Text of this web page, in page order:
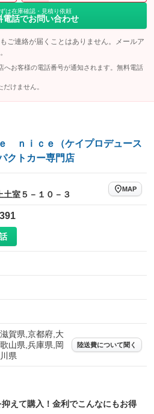
は在庫確認・見積り依頼
電話でお問い合わせ
ご連絡が届くことはありません。メールア
お客様の電話番号が通知されます。無料電話
けません。
ｎｉｃｅ（ケイプロデュース
クトカー専門店
土室５－１０－３
MAP
賀県,京都府,大
山県,兵庫県,岡
県
陸送費について聞く
えて購入！金利でこんなにもお得